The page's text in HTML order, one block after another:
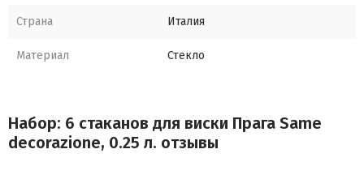
Страна Италия
Материал Стекло
Набор: 6 стаканов для виски Прага Same
decorazione, 0.25 л. отзывы